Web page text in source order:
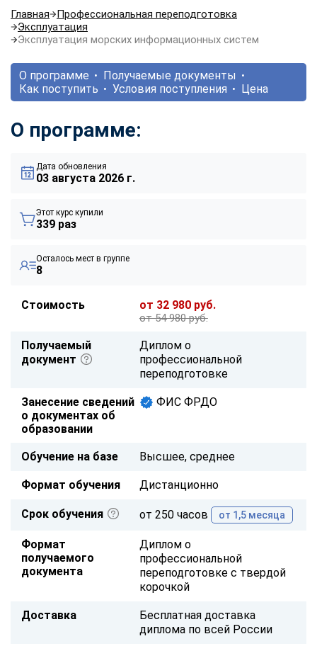
Главная
Профессиональная переподготовка
Эксплуатация
Эксплуатация морских информационных систем
О программе
Получаемые документы
Как поступить
Условия поступления Цена
О программе:
Дата обновления
03 августа 2026 г.
Этот курс купили
339 раз
Осталось мест в группе
8
Стоимость от 32 980 руб.
от 54 980 руб.
Получаемый
документ
Диплом о
профессиональной
переподготовке
Занесение сведений
о документах об
образовании
ФИС ФРДО
Обучение на базе Высшее, среднее
Формат обучения Дистанционно
Срок обучения от 250 часов от 1,5 месяца
Формат
получаемого
документа
Диплом о
профессиональной
переподготовке с твердой
корочкой
Доставка
Бесплатная доставка
диплома по всей России